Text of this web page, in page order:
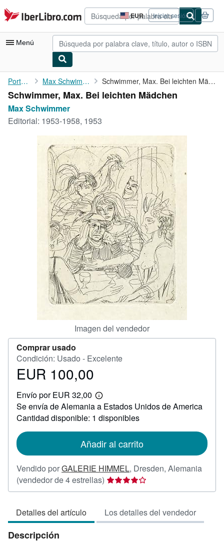
Pasar al contenido principal
IberLibro.com EUR
Preferencias
de
compra
del
Iniciar sesión
Menú
Mi cuenta
Consultar mis pedidos
Libros antiguos
Arte y coleccionismo
Comenzar a vender
CERRAR
Portada Max Schwimmer Schwimmer, Max. Bei leichten Mädchen
Schwimmer, Max. Bei leichten Mädchen
Max Schwimmer
Editorial: 1953-1958, 1953
Imagen del vendedor
Comprar usado
Condición: Usado - Excelente
Precio
100,00
EUR 100,00
Envío por EUR 32,00
Más
información
sobre
las
envío
Se envía de Alemania a Estados Unidos de America
Cantidad disponible: 1 disponibles
Añadir al carrito
Vendido porGALERIE HIMMEL, Dresden, Alemania
(vendedor de 4 estrellas) Calificación
del
4
de
Detalles del artículo Los detalles del vendedor
Descripción